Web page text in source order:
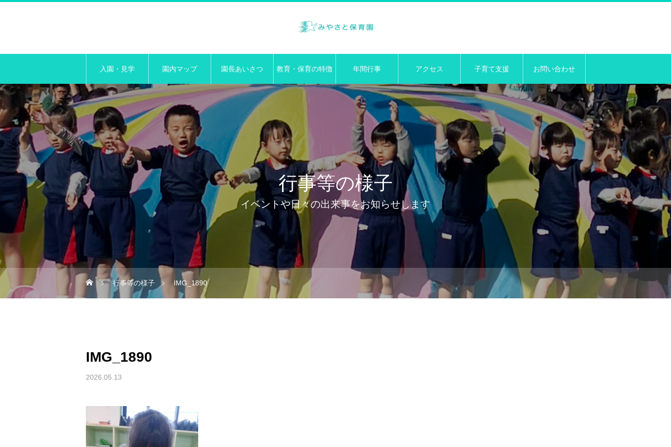
入園・見学 園内マップ 園長あいさつ 教育・保育の特徴 年間行事 アクセス 子育て支援 お問い合わせ
行事等の様子
イベントや日々の出来事をお知らせします
行事等の様子 IMG_1890
IMG_1890
2026.05.13